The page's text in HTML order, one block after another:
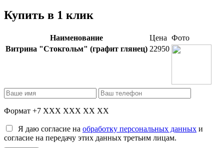
Купить в 1 клик
Наименование Цена Фото
Витрина "Стокгольм" (графит глянец) 22950
Формат +7 XXX XXX XX XX
Я даю согласие на обработку персональных данных и
согласие на передачу этих данных третьим лицам.